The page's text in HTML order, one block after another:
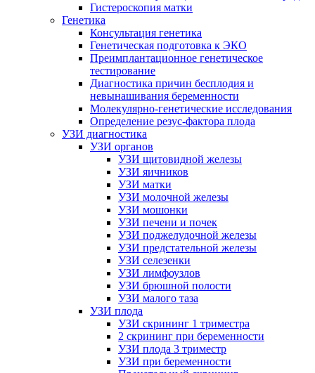
Гистероскопия матки
Генетика
Консультация генетика
Генетическая подготовка к ЭКО
Преимплантационное генетическое
тестирование
Диагностика причин бесплодия и
невынашивания беременности
Молекулярно-генетические исследования
Определение резус-фактора плода
УЗИ диагностика
УЗИ органов
УЗИ щитовидной железы
УЗИ яичников
УЗИ матки
УЗИ молочной железы
УЗИ мошонки
УЗИ печени и почек
УЗИ поджелудочной железы
УЗИ предстательной железы
УЗИ селезенки
УЗИ лимфоузлов
УЗИ брюшной полости
УЗИ малого таза
УЗИ плода
УЗИ скрининг 1 триместра
2 скрининг при беременности
УЗИ плода 3 триместр
УЗИ при беременности